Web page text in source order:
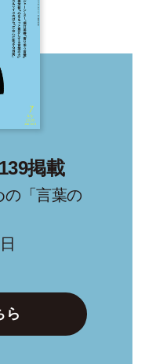
掲載
の「言葉の
ら